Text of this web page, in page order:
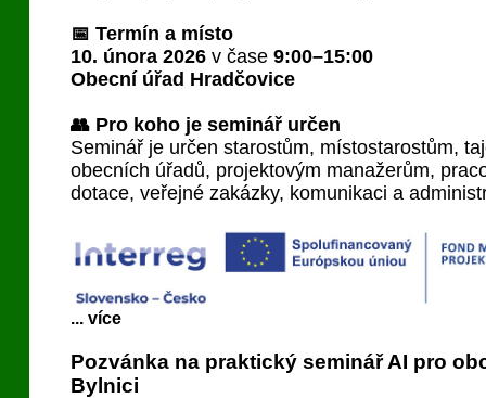
📅 Termín a místo
10. února 2026 v čase 9:00–15:00
Obecní úřad Hradčovice
👥 Pro koho je seminář určen
Seminář je určen starostům, místostarostům,
obecních úřadů, projektovým manažerům,
dotace, veřejné zakázky, komunikaci a
... více
Pozvánka na praktický seminář AI pro
Bylnici